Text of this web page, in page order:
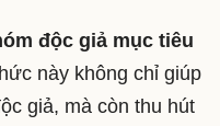
độc giả mục tiêu
này không chỉ giúp
giả, mà còn thu hút